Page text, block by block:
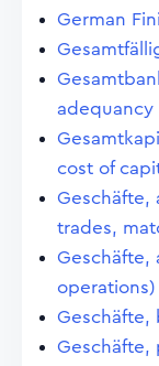
German
adequancy
cost of
Geschäfte,
trades,
Geschäfte,
operations)
Geschäfte,
Geschäfte,